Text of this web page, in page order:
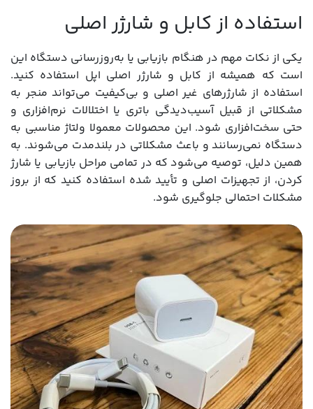
استفاده از کابل و شارژر اصلی
یکی از نکات مهم در هنگام بازیابی یا به‌روزرسانی دستگاه این
است که همیشه از کابل و شارژر اصلی اپل استفاده کنید.
استفاده از شارژرهای غیر اصلی و بی‌کیفیت می‌تواند منجر به
مشکلاتی از قبیل آسیب‌دیدگی باتری یا اختلالات نرم‌افزاری و
حتی سخت‌افزاری شود. این محصولات معمولا ولتاژ مناسبی به
دستگاه نمی‌رسانند و باعث مشکلاتی در بلندمدت می‌شوند. به
همین دلیل، توصیه می‌شود که در تمامی مراحل بازیابی یا شارژ
کردن، از تجهیزات اصلی و تأیید شده استفاده کنید که از بروز
مشکلات احتمالی جلوگیری شود.